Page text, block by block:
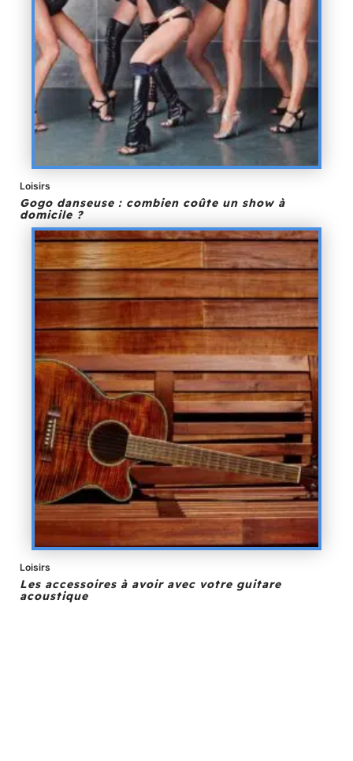
Loisirs
Gogo danseuse : combien coûte un show à
domicile ?
Loisirs
Les accessoires à avoir avec votre guitare
acoustique